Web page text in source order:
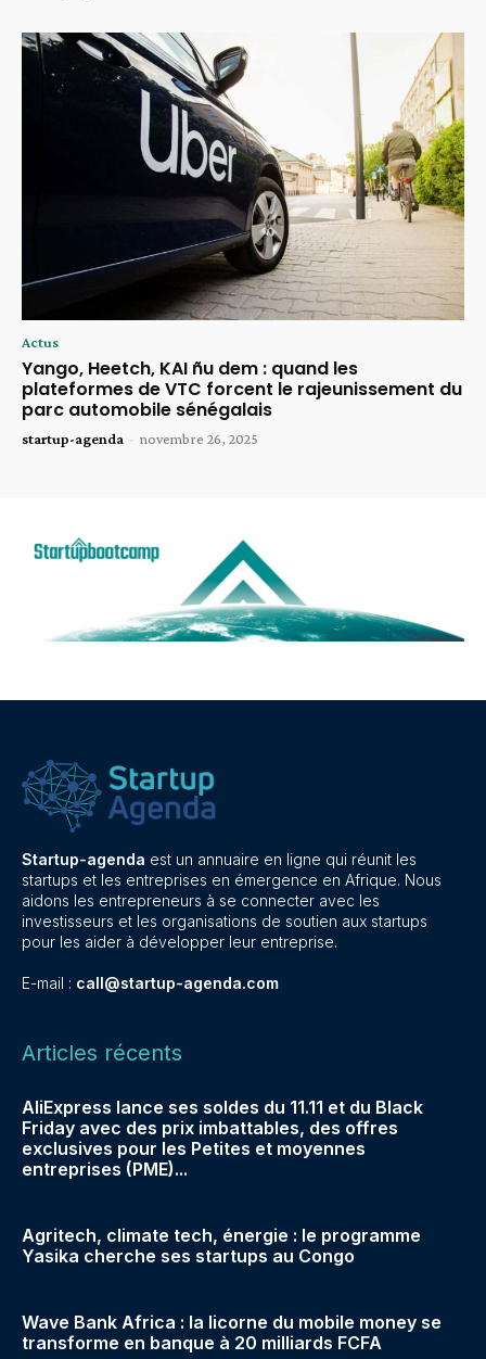
Actus
Yango, Heetch, KAI ñu dem : quand les
plateformes de VTC forcent le rajeunissement du
parc automobile sénégalais
startup-agenda - novembre 26, 2025
Startup-agenda est un annuaire en ligne qui réunit les
startups et les entreprises en émergence en Afrique. Nous
aidons les entrepreneurs à se connecter avec les
investisseurs et les organisations de soutien aux startups
pour les aider à développer leur entreprise.
E-mail : call@startup-agenda.com
Articles récents
AliExpress lance ses soldes du 11.11 et du Black
Friday avec des prix imbattables, des offres
exclusives pour les Petites et moyennes
entreprises (PME)...
Agritech, climate tech, énergie : le programme
Yasika cherche ses startups au Congo
Wave Bank Africa : la licorne du mobile money se
transforme en banque à 20 milliards FCFA